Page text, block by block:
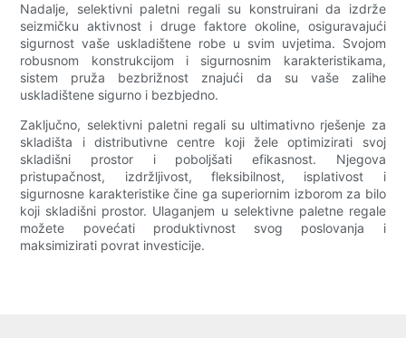
Nadalje, selektivni paletni regali su konstruirani da izdrže
seizmičku aktivnost i druge faktore okoline, osiguravajući
sigurnost vaše uskladištene robe u svim uvjetima. Svojom
robusnom konstrukcijom i sigurnosnim karakteristikama,
sistem pruža bezbrižnost znajući da su vaše zalihe
uskladištene sigurno i bezbjedno.
Zaključno, selektivni paletni regali su ultimativno rješenje za
skladišta i distributivne centre koji žele optimizirati svoj
skladišni prostor i poboljšati efikasnost. Njegova
pristupačnost, izdržljivost, fleksibilnost, isplativost i
sigurnosne karakteristike čine ga superiornim izborom za bilo
koji skladišni prostor. Ulaganjem u selektivne paletne regale
možete povećati produktivnost svog poslovanja i
maksimizirati povrat investicije.